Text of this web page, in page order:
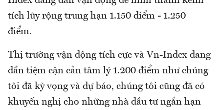
tích lũy rộng trung hạn 1.150 điểm - 1.250
điểm.
Thị trường vận động tích cực và Vn-Index đang
dần tiệm cận cản tâm lý 1.200 điểm như chúng
tôi đã kỳ vọng và dự báo, chúng tôi cũng đã có
khuyến nghị cho những nhà đầu tư ngắn hạn